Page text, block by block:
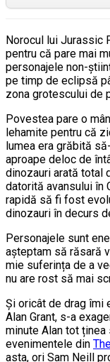
Norocul lui Jurassic
pentru că pare mai
personajele non-
pe timp de eclipsă
zona grotescului de
Povestea pare o
lehamite pentru că
lumea era grăbită
aproape deloc de
dinozauri arată total
datorită avansului în
rapidă să fi fost
dinozauri în decurs
Personajele sunt
așteptam să răsară
mie suferința de a
nu are rost să mai
Și oricât de drag îmi
Alan Grant, s-a
minute Alan tot
evenimentele din
asta, ori Sam Neill